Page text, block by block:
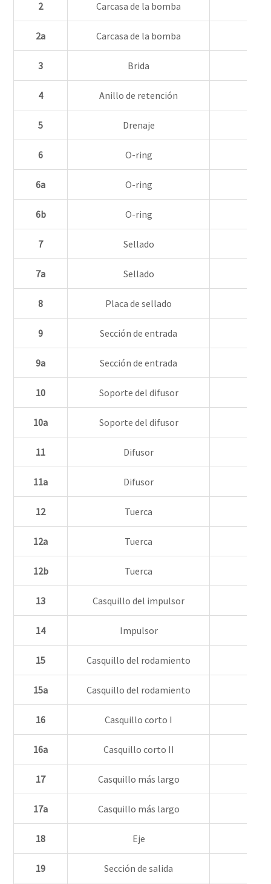
2 Carcasa de la bomba
2a Carcasa de la bomba
3 Brida
4 Anillo de retención
5 Drenaje
6 O-ring
6a O-ring
6b O-ring
7 Sellado
7a Sellado
8 Placa de sellado
9 Sección de entrada
9a Sección de entrada
10 Soporte del difusor
10a Soporte del difusor
11 Difusor
11a Difusor
12 Tuerca
12a Tuerca
12b Tuerca
13 Casquillo del impulsor
14 Impulsor
15 Casquillo del rodamiento
15a Casquillo del rodamiento
16 Casquillo corto I
16a Casquillo corto II
17 Casquillo más largo
17a Casquillo más largo
18 Eje
19 Sección de salida